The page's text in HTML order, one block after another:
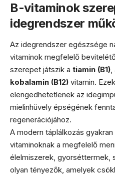
B-vitaminok
idegrendszer
Az idegrendszer egészsége
vitaminok megfelelő
szerepet játszik a tiamin (B1)
kobalamin (B12) vitamin.
elengedhetetlenek az
mielinhüvely épségének
regenerációjához.
A modern táplálkozás
vitaminoknak a megfelelő
élelmiszerek, gyorséttermek,
olyan tényezők, amelyek